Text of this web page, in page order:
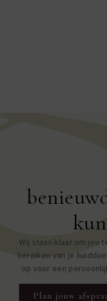
Wij staan klaar om jou
bereiken van je
op voor een
Plan jouw